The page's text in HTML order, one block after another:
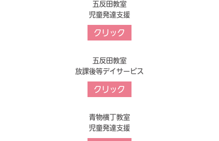
五反田教室
児童発達支援
クリック
五反田教室
放課後等デイサービス
クリック
青物横丁教室
児童発達支援